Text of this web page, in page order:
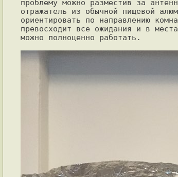
проблему можно разместив за
отражатель из обычной пищевой
ориентировать по направлению
превосходит все ожидания и в
можно полноценно работать.